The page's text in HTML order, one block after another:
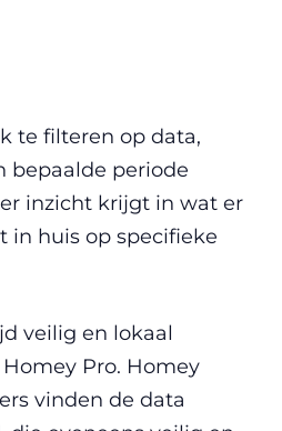
te filteren op data,
bepaalde periode
inzicht krijgt in wat er
in huis op specifieke
veilig en lokaal
Pro. Homey
vinden de data